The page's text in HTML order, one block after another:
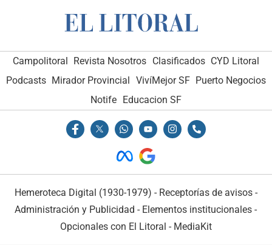
Campolitoral Revista Nosotros Clasificados CYD Litoral
Podcasts Mirador Provincial VivíMejor SF Puerto Negocios
Notife Educacion SF
Hemeroteca Digital (1930-1979) - Receptorías de avisos -
Administración y Publicidad - Elementos institucionales -
Opcionales con El Litoral - MediaKit